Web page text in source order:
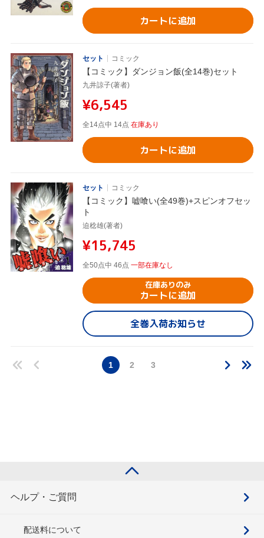
カートに追加
セット コミック
【コミック】ダンジョン飯(全14巻)セット
九井諒子(著者)
¥6,545
全14点中 14点 在庫あり
カートに追加
セット コミック
【コミック】嘘喰い(全49巻)+スピンオフセッ
ト
迫稔雄(著者)
¥15,745
全50点中 46点 一部在庫なし
在庫ありのみ
カートに追加
全巻入荷お知らせ
1 2 3
ヘルプ・ご質問
配送料について